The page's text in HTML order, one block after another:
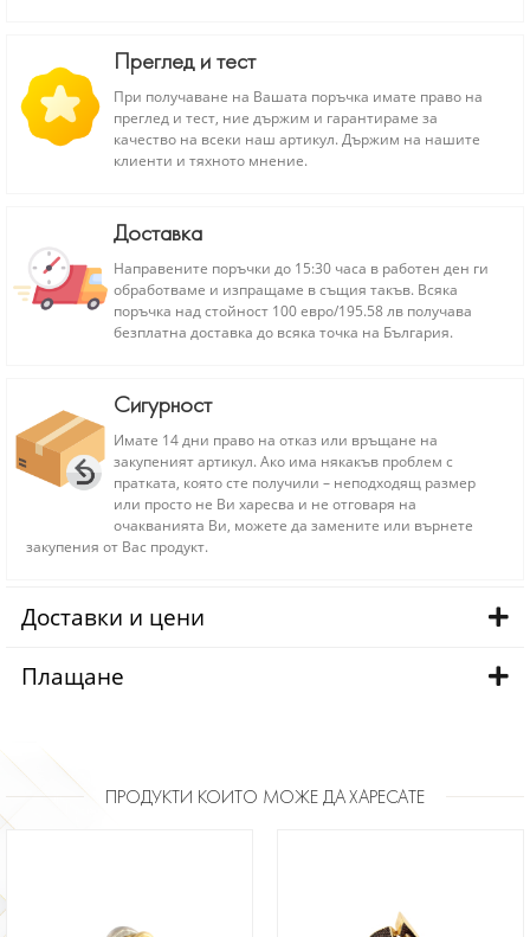
Преглед и тест
При получаване на Вашата поръчка имате право на
преглед и тест, ние държим и гарантираме за
качество на всеки наш артикул. Държим на нашите
клиенти и тяхното мнение.
Доставка
Направените поръчки до 15:30 часа в работен ден ги
обработваме и изпращаме в същия такъв. Всяка
поръчка над стойност 100 евро/195.58 лв получава
безплатна доставка до всяка точка на България.
Сигурност
Имате 14 дни право на отказ или връщане на
закупеният артикул. Ако има някакъв проблем с
пратката, която сте получили – неподходящ размер
или просто не Ви харесва и не отговаря на
очакванията Ви, можете да замените или върнете
закупения от Вас продукт.
Доставки и цени
Плащане
ПРОДУКТИ КОИТО МОЖЕ ДА ХАРЕСАТЕ